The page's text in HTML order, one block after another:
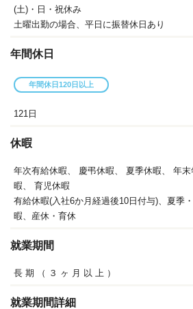
(土)・日・祝休み
土曜出勤の場合、平日に振替休日あり
年間休日
年間休日120日以上
121日
休暇
年次有給休暇、 慶弔休暇、 夏季休暇、 年末
暇、
育児休暇
有給休暇(入社6か月経過後10日付与)、夏季
暇、産休・育休
就業期間
長 期 （ ３ ヶ 月 以 上 ）
就業期間詳細